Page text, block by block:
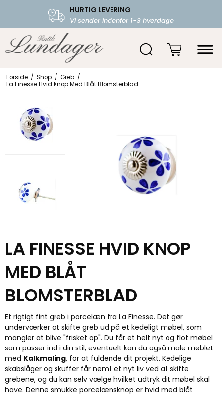
HURTIG LEVERING
Vi sender indenfor 1-3 hverdage
FRI FRAGT OVER 599.-
Starter fra 39,-
Forside / Shop / Greb /
La Finesse Hvid Knop Med Blåt Blomsterblad
LA FINESSE HVID KNOP
MED BLÅT
BLOMSTERBLAD
Et rigtigt fint greb i porcelæn fra La Finesse. Det gør
underværker at skifte greb ud på et kedeligt møbel, som
mangler at blive "frisket op". Du får et helt nyt og flot møbel
som passer ind i din stil, eventuelt kan du også male møblet
med Kalkmaling, for at fuldende dit projekt. Kedelige
skabslåger og skuffer får nemt et nyt liv ved at skifte
grebene, og du kan selv vælge hvilket udtryk dit møbel skal
have. Denne smukke porcelænsknop er hvid med blåt